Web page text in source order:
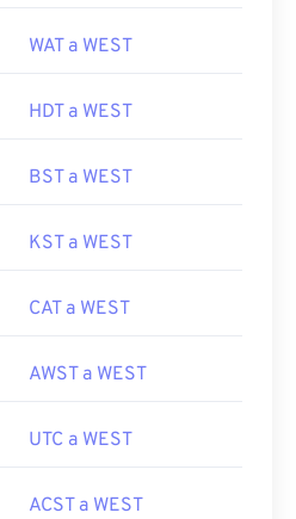
WAT a WEST
HDT a WEST
BST a WEST
KST a WEST
CAT a WEST
AWST a WEST
UTC a WEST
ACST a WEST